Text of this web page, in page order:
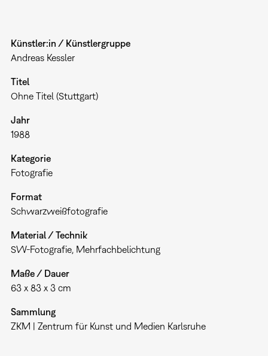
Künstler:in / Künstlergruppe
Andreas Kessler
Titel
Ohne Titel (Stuttgart)
Jahr
1988
Kategorie
Fotografie
Format
Schwarzweißfotografie
Material / Technik
SW-Fotografie, Mehrfachbelichtung
Maße / Dauer
63 x 83 x 3 cm
Sammlung
ZKM | Zentrum für Kunst und Medien Karlsruhe